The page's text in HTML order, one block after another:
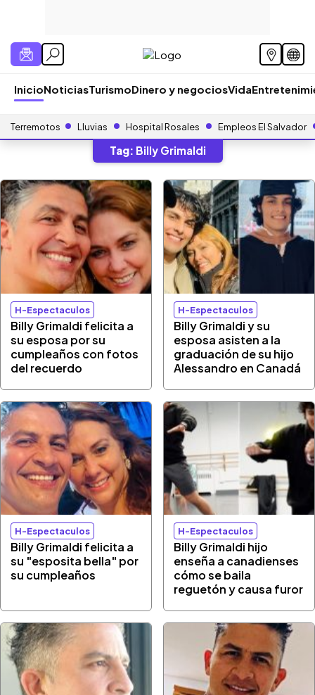
InicioNoticiasTurismoDinero y negociosVida
Terremotos Lluvias Hospital Rosales Empleos El Salvador
Tag: Billy Grimaldi
H-Espectaculos
Billy Grimaldi felicita a
su esposa por su
cumpleaños con fotos
del recuerdo
H-Espectaculos
Billy Grimaldi y su
esposa asisten a la
graduación de su hijo
Alessandro en Canadá
H-Espectaculos
Billy Grimaldi felicita a
su "esposita bella" por
su cumpleaños
H-Espectaculos
Billy Grimaldi hijo
enseña a canadienses
cómo se baila
reguetón y causa furor